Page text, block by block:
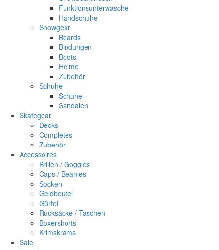
Funktionsunterwäsche
Handschuhe
Snowgear
Boards
Bindungen
Boots
Helme
Zubehör
Schuhe
Schuhe
Sandalen
Skategear
Decks
Completes
Zubehör
Accessoires
Brillen / Goggles
Caps / Beanies
Socken
Geldbeutel
Gürtel
Rucksäcke / Taschen
Boxershorts
Krimskrams
Sale